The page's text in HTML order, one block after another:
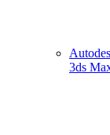
3ds